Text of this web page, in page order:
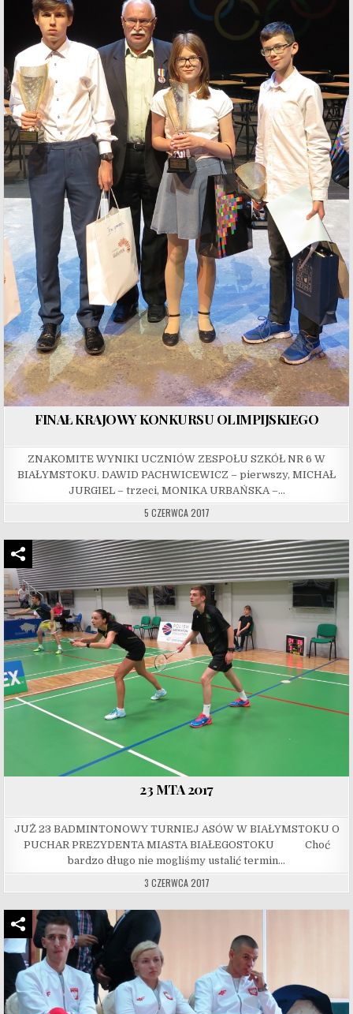
FINAŁ KRAJOWY KONKURSU OLIMPIJSKIEGO
ZNAKOMITE WYNIKI UCZNIÓW ZESPOŁU SZKÓŁ NR 6 W
BIAŁYMSTOKU. DAWID PACHWICEWICZ – pierwszy, MICHAŁ
JURGIEL – trzeci, MONIKA URBAŃSKA –…
5 CZERWCA 2017
23 MTA 2017
JUŻ 23 BADMINTONOWY TURNIEJ ASÓW W BIAŁYMSTOKU O
PUCHAR PREZYDENTA MIASTA BIAŁEGOSTOKU Choć
bardzo długo nie mogliśmy ustalić termin…
3 CZERWCA 2017